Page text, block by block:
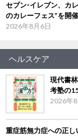
セブン‐イレブン、カ
のカレーフェス”を開
2026年8月6日
ヘルスケア
現代書
考塾の
2026年
重症筋無力症への正